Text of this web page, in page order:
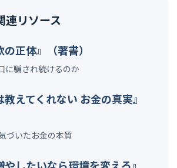
連リソース
の正体』（著書）
に騙され続けるのか
教えてくれない お金の真実』
づいたお金の本質